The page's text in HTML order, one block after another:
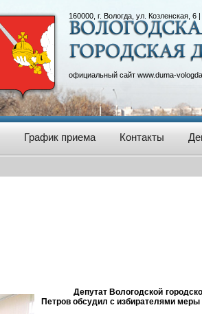
160000, г. Вологда, ул. Козленская, 6 |
официальный сайт www.duma-
График приема Контакты
Депутат Вологодской
Петров обсудил с избирателями